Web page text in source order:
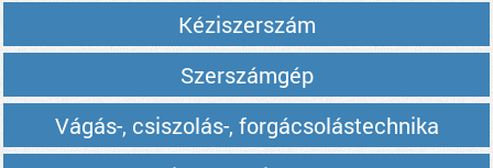
Kéziszerszám
Szerszámgép
Vágás-, csiszolás-, forgácsolástechnika